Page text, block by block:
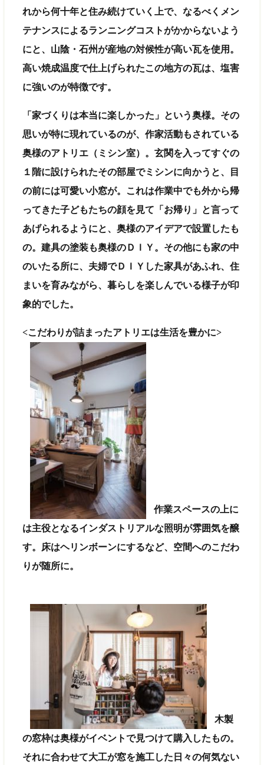
れから何十年と住み続けていく上で、なるべくメン
テナンスによるランニングコストがかからないよう
にと、山陰・石州が産地の対候性が高い瓦を使用。
高い焼成温度で仕上げられたこの地方の瓦は、塩害
に強いのが特徴です。
「家づくりは本当に楽しかった」という奥様。その
思いが特に現れているのが、作家活動もされている
奥様のアトリエ（ミシン室）。玄関を入ってすぐの
１階に設けられたその部屋でミシンに向かうと、目
の前には可愛い小窓が。これは作業中でも外から帰
ってきた子どもたちの顔を見て「お帰り」と言って
あげられるようにと、奥様のアイデアで設置したも
の。建具の塗装も奥様のＤＩＹ。その他にも家の中
のいたる所に、夫婦でＤＩＹした家具があふれ、住
まいを育みながら、暮らしを楽しんでいる様子が印
象的でした。
<こだわりが詰まったアトリエは生活を豊かに>
作業スペースの上に
は主役となるインダストリアルな照明が雰囲気を醸
す。床はヘリンボーンにするなど、空間へのこだわ
りが随所に。
木製
の窓枠は奥様がイベントで見つけて購入したもの。
それに合わせて大工が窓を施工した日々の何気ない